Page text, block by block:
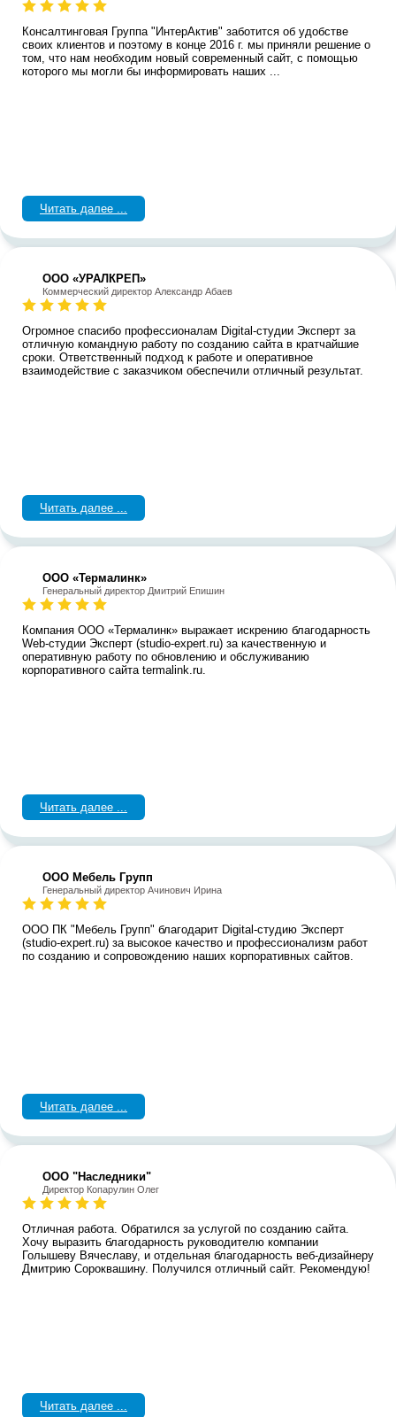
Консалтинговая Группа "ИнтерАктив" заботится об удобстве
своих клиентов и поэтому в конце 2016 г. мы приняли решение о
том, что нам необходим новый современный сайт, с помощью
которого мы могли бы информировать наших ...
Читать далее ...
ООО «УРАЛКРЕП»
Коммерческий директор Александр Абаев
Огромное спасибо профессионалам Digital-студии Эксперт за
отличную командную работу по созданию сайта в кратчайшие
сроки. Ответственный подход к работе и оперативное
взаимодействие с заказчиком обеспечили отличный результат.
Читать далее ...
ООО «Термалинк»
Генеральный директор Дмитрий Епишин
Компания ООО «Термалинк» выражает искрению благодарность
Web-студии Эксперт (studio-expert.ru) за качественную и
оперативную работу по обновлению и обслуживанию
корпоративного сайта termalink.ru.
Читать далее ...
ООО Мебель Групп
Генеральный директор Ачинович Ирина
ООО ПК "Мебель Групп" благодарит Digital-студию Эксперт
(studio-expert.ru) за высокое качество и профессионализм работ
по созданию и сопровождению наших корпоративных сайтов.
Читать далее ...
ООО "Наследники"
Директор Копарулин Олег
Отличная работа. Обратился за услугой по созданию сайта.
Хочу выразить благодарность руководителю компании
Голышеву Вячеславу, и отдельная благодарность веб-дизайнеру
Дмитрию Сороквашину. Получился отличный сайт. Рекомендую!
Читать далее ...